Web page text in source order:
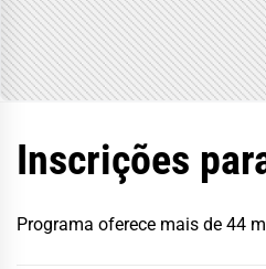
Inscrições
Programa oferece mais de 44